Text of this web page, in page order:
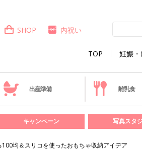
TOP 妊娠
SHOP 内祝い
出産準備 離乳食
キャンペーン 写真スタ
均＆スリコを使ったおもちゃ収納アイデア